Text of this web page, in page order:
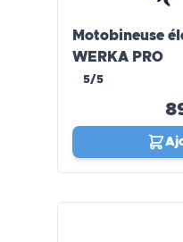
Motobineuse
WERKA PRO
5/5